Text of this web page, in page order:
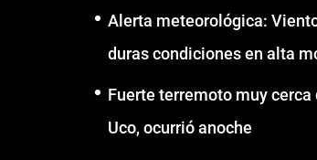
Alerta meteorológica:
duras condiciones en alta
Fuerte terremoto muy cerca
Uco, ocurrió anoche